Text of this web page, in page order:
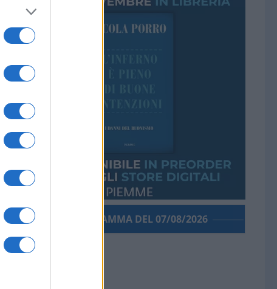
PORROGRAMMA DEL 07/08/2026